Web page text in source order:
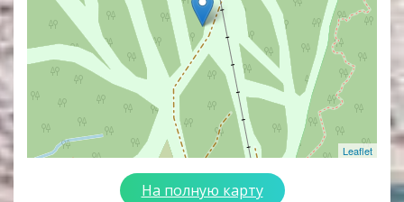
Leaflet
На полную карту